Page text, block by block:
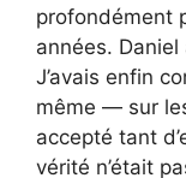
profondément
années. Daniel
J’avais enfin
même — sur
accepté tant
vérité n’était